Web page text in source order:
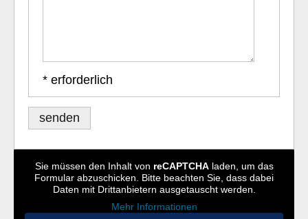
* erforderlich
Sie müssen den Inhalt von reCAPTCHAladen, um das
Formular abzuschicken. Bitte beachten Sie, dass dabei
Daten mit Drittanbietern ausgetauscht werden.
Mehr Informationen